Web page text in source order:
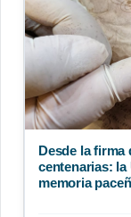
Desde la
centenarias: la
memoria